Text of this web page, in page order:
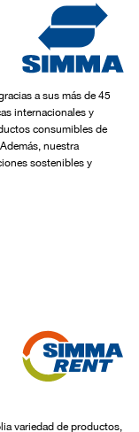
a sus más de 45
internacionales y
consumibles de
nuestra
sostenibles y
variedad de productos,